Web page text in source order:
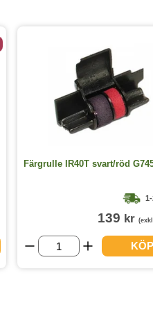
Färgrulle IR40T svart/röd
139 kr
KÖP